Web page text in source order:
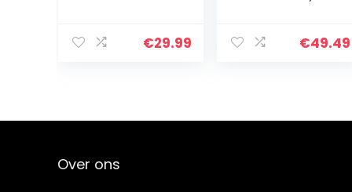
voetbalschoene
ademende
nen
€29.99
kindertrainingss
n, uniseks
€49.49
Over ons